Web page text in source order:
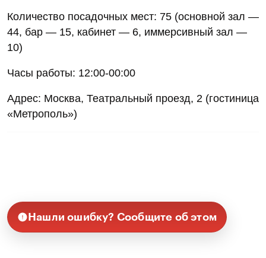
Количество посадочных мест: 75 (основной зал —
44, бар — 15, кабинет — 6, иммерсивный зал —
10)
Часы работы: 12:00-00:00
Адрес: Москва, Театральный проезд, 2 (гостиница
«Метрополь»)
Нашли ошибку? Сообщите об этом